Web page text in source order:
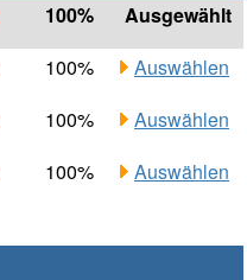
100%
Ausgewählt
100%
Auswählen
100%
Auswählen
100% Auswählen